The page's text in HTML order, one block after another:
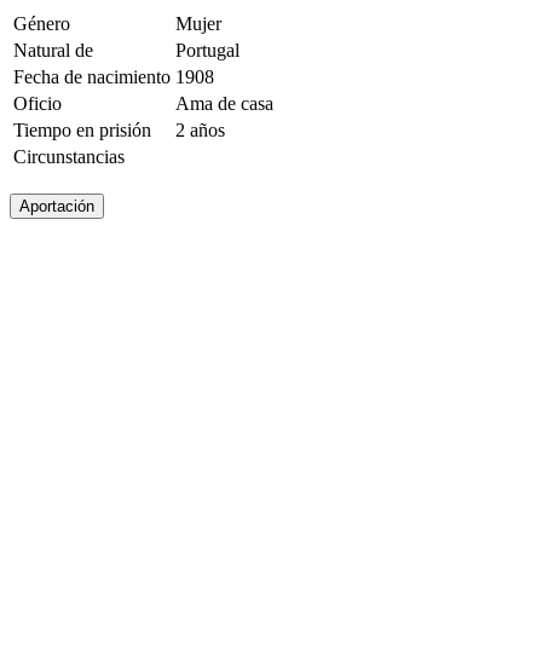
Género
Mujer
Natural de
Portugal
Fecha de nacimiento 1908
Oficio
Ama de casa
Tiempo en prisión
2 años
Circunstancias